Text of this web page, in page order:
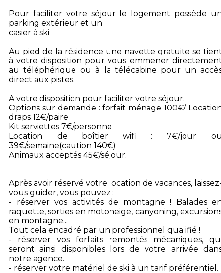
Pour faciliter votre séjour le logement possède
parking extérieur et un
casier à ski
Au pied de la résidence une navette gratuite se
à votre disposition pour vous emmener
au téléphérique ou à la télécabine pour un
direct aux pistes.
A votre disposition pour faciliter votre séjour.
Options sur demande : forfait ménage 100€/
draps 12€/paire
Kit serviettes 7€/personne
Location de boîtier wifi : 7€/jour
39€/semaine(caution 140€)
Animaux acceptés 45€/séjour.
Après avoir réservé votre location de vacances,
vous guider, vous pouvez :
- réserver vos activités de montagne ! Balades
raquette, sorties en motoneige, canyoning,
en montagne...
Tout cela encadré par un professionnel qualifié !
- réserver vos forfaits remontés mécaniques,
seront ainsi disponibles lors de votre arrivée
notre agence.
- réserver votre matériel de ski à un tarif préférentiel.